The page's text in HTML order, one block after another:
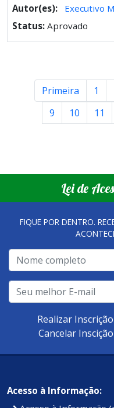
Autor(es):
Executivo
Status: Aprovado
Primeira 1
9
10 11
Lei de
FIQUE POR DENTRO.
Realizar Inscrição
Cancelar Inscição
Acesso à Informação: